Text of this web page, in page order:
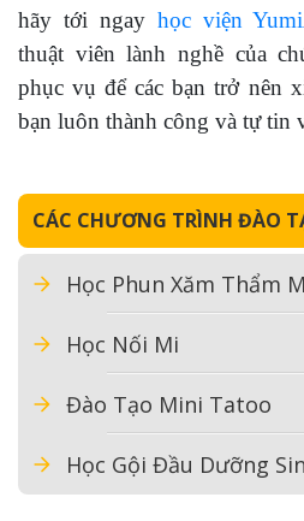
hãy tới ngay học viện
thuật viên lành nghề của
phục vụ để các bạn trở nên
bạn luôn thành công và tự tin
CÁC CHƯƠNG TRÌNH ĐÀO
Học Phun Xăm Thẩm
Học Nối Mi
Đào Tạo Mini Tatoo
Học Gội Đầu Dưỡng